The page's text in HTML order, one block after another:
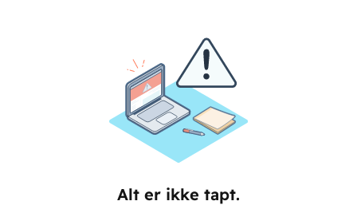
Alt er ikke tapt.